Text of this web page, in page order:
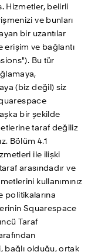
Hizmetler, belirli
ve bunları
bir uzantılar
erişim ve bağlantı
Bu tür
(biz değil) siz
bir şekilde
taraf değiliz
Bölüm 4.1
ile ilişki
arasındadır ve
kullanımınız
politikalarına
Squarespace
Taraf
bağlı olduğu, ortak